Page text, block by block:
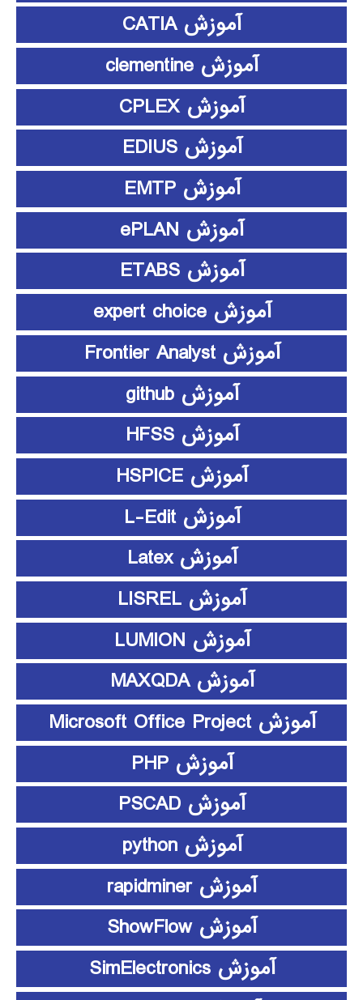
آموزش CATIA
آموزش clementine
آموزش CPLEX
آموزش EDIUS
آموزش EMTP
آموزش ePLAN
آموزش ETABS
آموزش expert choice
آموزش Frontier Analyst
آموزش github
آموزش HFSS
آموزش HSPICE
آموزش L-Edit
آموزش Latex
آموزش LISREL
آموزش LUMION
آموزش MAXQDA
آموزش Microsoft Office Project
آموزش PHP
آموزش PSCAD
آموزش python
آموزش rapidminer
آموزش ShowFlow
آموزش SimElectronics